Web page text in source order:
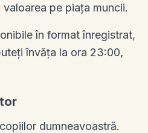
pe piața muncii.
în format înregistrat,
învăța la ora 23:00,
dumneavoastră.